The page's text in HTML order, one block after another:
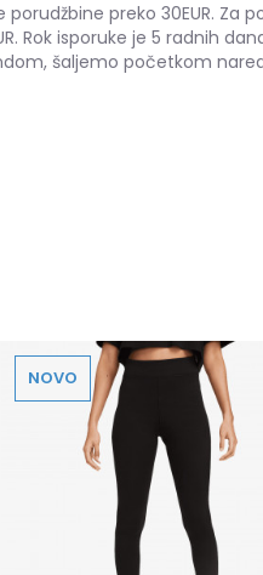
preko 30EUR. Za
Rok isporuke je 5 radnih
šaljemo početkom
NOVO